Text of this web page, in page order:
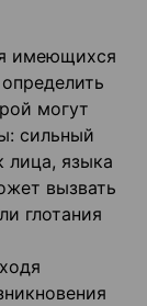
имеющихся
могут
сильный
лица, языка
вызвать
глотания